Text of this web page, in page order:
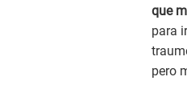
que
para
pero